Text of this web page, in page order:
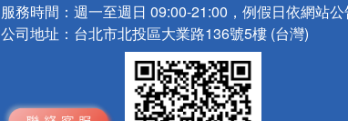
服務時間： 週一至週日 09:00-21:00，例假日依網站
公司地址： 台北市北投區大業路136號5樓 (台灣)